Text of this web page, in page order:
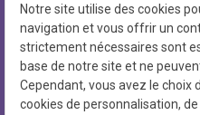
place
1 Bis
75004
phone 01
Notre site utilise des cookies
navigation et vous offrir un
strictement nécessaires sont
base de notre site et ne
Cependant, vous avez le choix
cookies de personnalisation,